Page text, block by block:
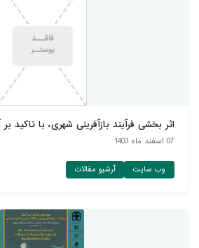
اثر بخشی فرآیند بازآفرینی شهری، با تاکید
07 اسفند ماه 1403
وب سایت آرشیو مقالات